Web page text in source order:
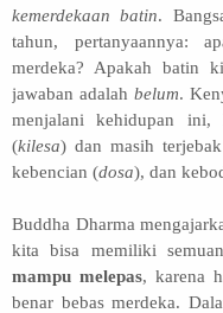
kemerdekaan batin.
tahun, pertanyaannya:
merdeka? Apakah batin
jawaban adalah belum.
menjalani kehidupan ini,
(kilesa) dan masih
kebencian (dosa), dan
Buddha Dharma
kitabisa memiliki
mampu melepas, karena
benar bebas merdeka.